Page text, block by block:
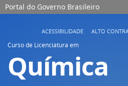
Portal do Governo Brasileiro
ACESSIBILIDADE ALTO
Curso de Licenciatura em
Química